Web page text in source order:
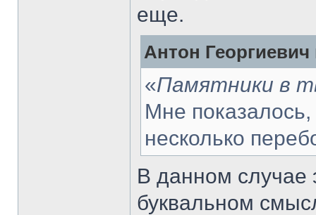
еще.
Антон Георгиевич
«Памятники в
Мне
несколько
В данном случае
буквальном